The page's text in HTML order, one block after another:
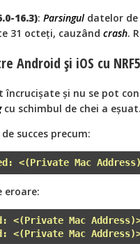
16.3): Parsingul datelor de
31 octeți, cauzând crash.
Android și iOS cu
încrucișate și nu se pot
cu schimbul de chei a
succes precum:
<(Private Mac
eroare:
<(Private Mac
<(Private Mac